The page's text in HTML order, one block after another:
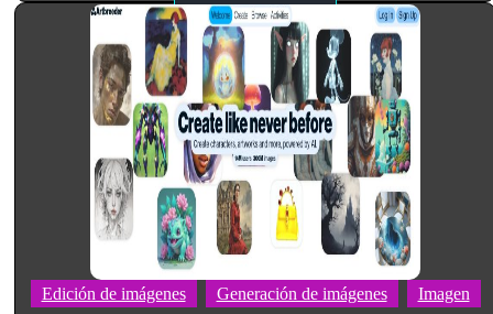
Edición de imágenes Generación de imágenes Imagen